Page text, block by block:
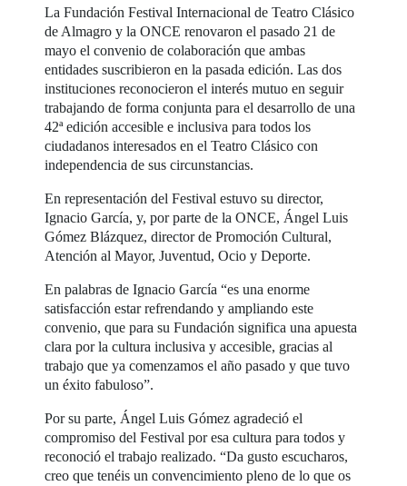
La Fundación Festival Internacional de Teatro Clásico
de Almagro y la ONCE renovaron el pasado 21 de
mayo el convenio de colaboración que ambas
entidades suscribieron en la pasada edición. Las dos
instituciones reconocieron el interés mutuo en seguir
trabajando de forma conjunta para el desarrollo de una
42ª edición accesible e inclusiva para todos los
ciudadanos interesados en el Teatro Clásico con
independencia de sus circunstancias.
En representación del Festival estuvo su director,
Ignacio García, y, por parte de la ONCE, Ángel Luis
Gómez Blázquez, director de Promoción Cultural,
Atención al Mayor, Juventud, Ocio y Deporte.
En palabras de Ignacio García “es una enorme
satisfacción estar refrendando y ampliando este
convenio, que para su Fundación significa una apuesta
clara por la cultura inclusiva y accesible, gracias al
trabajo que ya comenzamos el año pasado y que tuvo
un éxito fabuloso”.
Por su parte, Ángel Luis Gómez agradeció el
compromiso del Festival por esa cultura para todos y
reconoció el trabajo realizado. “Da gusto escucharos,
creo que tenéis un convencimiento pleno de lo que os